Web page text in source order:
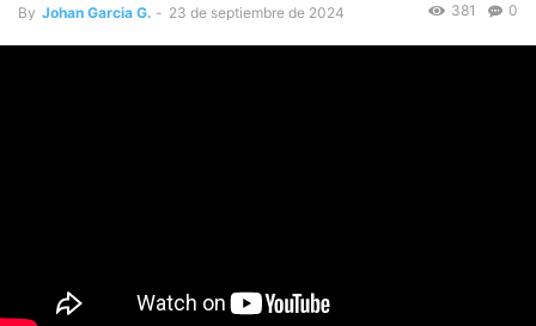
By Johan Garcia G. - 23 de septiembre de 2024 0
381